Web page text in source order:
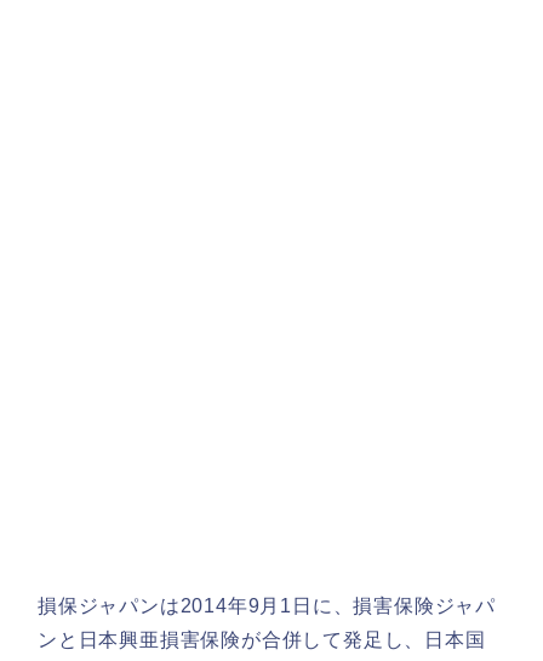
損保ジャパンは2014年9月1日に、損害保険ジャパ
ンと日本興亜損害保険が合併して発足し、日本国